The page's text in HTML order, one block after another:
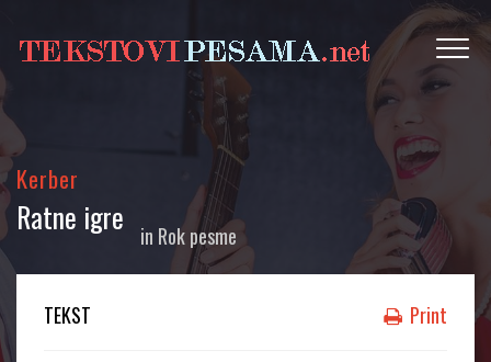
Kerber
Ratne igre in Rok pesme
TEKST Print